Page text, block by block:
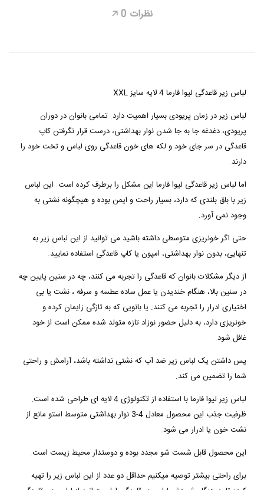
نظرات 0
🡥
لباس زیر قاعدگی لیوا فارما 4 لایه سایز
XXL
لباس زیر در زمان پریودی بسیار اهمیت دارد. تمامی بانوان در دوران
پریودی، دغدغه جا به جا شدن نوار بهداشتی، درست قرار نگرفتن کاپ
قاعدگی در سر جای خود و لکه های خون قاعدگی روی لباس و تخت خود را
دارند.
اما لباس زیر قاعدگی لیوا فارما این مشکل را برطرف کرده است. این لباس
زیر با باق بلندی که دارد، بسیار راحت و ایمن بوده و هیچگونه نشتی به
وجود نمی آورد.
حتی اگر خونریزی متوسطی داشته باشید می توانید از این لباس زیر به
تنهایی، بدون نوار بهداشتی، امپون یا کاپ قاعدگی استفاده نمایید.
از دیگر مشکلات بانوان که قاعدگی را تجربه می کنند، چه در سنین پایین چه
در سنین بالا، هنگام خندیدن یا عمل ساده عطسه و سرفه ، نشت یا بی
اختیاری ادرار را تجربه می کنند. یا بانویی که به تازگی زایمان کرده و
خونریزی دارد، به دلیل حضور نوزاد تازه متولد شده ممکن است از خود
غافل شود.
پس داشتن یک لباس زیر ضد آب که نشتی نداشته باشد، آرامش و راحتی
شما را تضمین می کند.
لباس زیر لیوا فارما با استفاده از تکنولوژی 4 لایه ای طراحی شده است.
ظرفیت جذب این محصول معادل 4-3 نوار بهداشتی متوسط استو مانع از
نشت خون یا ادرار می شود.
این محصول قابل شست شو مجدد بوده و دوستدار محیط زیست است.
برای راحتی بیشتر توصیه میکنیم حداقل دو عدد از این لباس زیر را تهیه